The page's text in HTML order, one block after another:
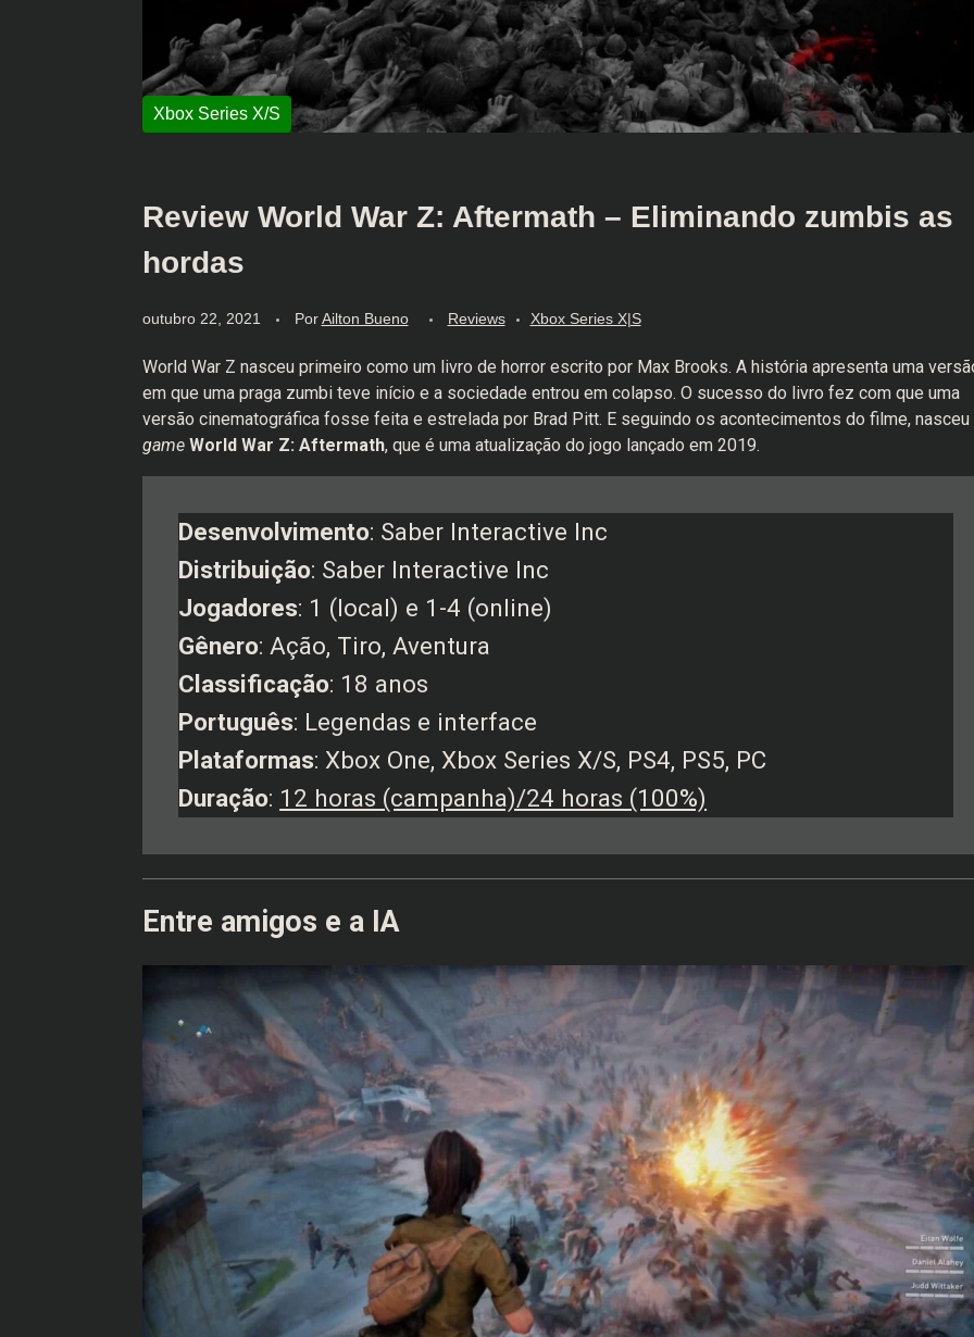
Review World War Z: Aftermath – Eliminando zumbis as
hordas
outubro 22, 2021 Por Ailton Bueno Reviews Xbox Series X|S
World War Z nasceu primeiro como um livro de horror escrito por Max Brooks. A história apresenta uma
em que uma praga zumbi teve início e a sociedade entrou em colapso. O sucesso do livro fez com que uma
versão cinematográfica fosse feita e estrelada por Brad Pitt. E seguindo os acontecimentos do filme, nasceu
game World War Z: Aftermath, que é uma atualização do jogo lançado em 2019.
Desenvolvimento: Saber Interactive Inc
Distribuição: Saber Interactive Inc
Jogadores: 1 (local) e 1-4 (online)
Gênero: Ação, Tiro, Aventura
Classificação: 18 anos
Português: Legendas e interface
Plataformas: Xbox One, Xbox Series X/S, PS4, PS5, PC
Duração: 12 horas (campanha)/24 horas (100%)
Entre amigos e a IA